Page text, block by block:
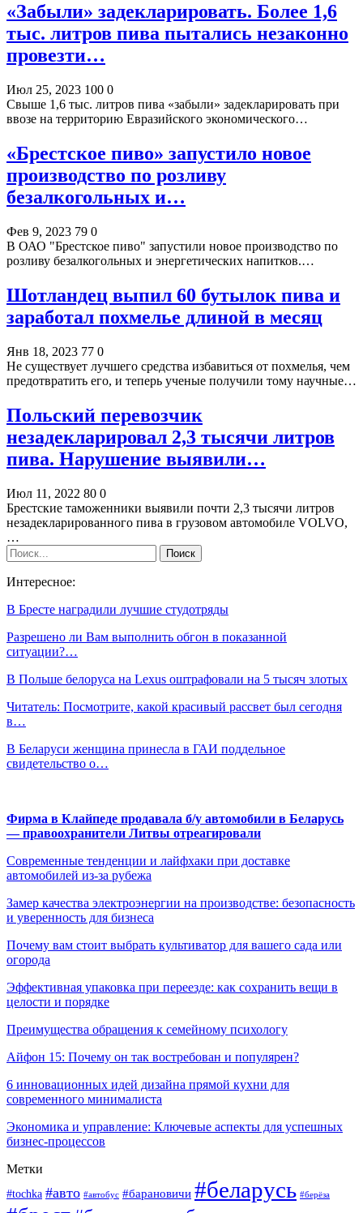
«Забыли» задекларировать. Более 1,6
тыс. литров пива пытались незаконно
провезти…
Июл 25, 2023 100 0
Свыше 1,6 тыс. литров пива «забыли» задекларировать при
ввозе на территорию Евразийского экономического…
«Брестское пиво» запустило новое
производство по розливу
безалкогольных и…
Фев 9, 2023 79 0
В ОАО "Брестское пиво" запустили новое производство по
розливу безалкогольных и энергетических напитков.…
Шотландец выпил 60 бутылок пива и
заработал похмелье длиной в месяц
Янв 18, 2023 77 0
Не существует лучшего средства избавиться от похмелья, чем
предотвратить его, и теперь ученые получили тому научные…
Польский перевозчик
незадекларировал 2,3 тысячи литров
пива. Нарушение выявили…
Июл 11, 2022 80 0
Брестские таможенники выявили почти 2,3 тысячи литров
незадекларированного пива в грузовом автомобиле VOLVO,
…
Интересное:
В Бресте наградили лучшие студотряды
Разрешено ли Вам выполнить обгон в показанной
ситуации?…
В Польше белоруса на Lexus оштрафовали на 5 тысяч злотых
Читатель: Посмотрите, какой красивый рассвет был сегодня
в…
В Беларуси женщина принесла в ГАИ поддельное
свидетельство о…
Фирма в Клайпеде продавала б/у автомобили в Беларусь
— правоохранители Литвы отреагировали
Современные тенденции и лайфхаки при доставке
автомобилей из-за рубежа
Замер качества электроэнергии на производстве: безопасность
и уверенность для бизнеса
Почему вам стоит выбрать культиватор для вашего сада или
огорода
Эффективная упаковка при переезде: как сохранить вещи в
целости и порядке
Преимущества обращения к семейному психологу
Айфон 15: Почему он так востребован и популярен?
6 инновационных идей дизайна прямой кухни для
современного минималиста
Экономика и управление: Ключевые аспекты для успешных
бизнес-процессов
Метки
#tochka #авто #автобус #барановичи #беларусь #берёза